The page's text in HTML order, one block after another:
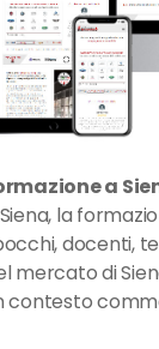
a
la
docenti,
mercato di
contesto